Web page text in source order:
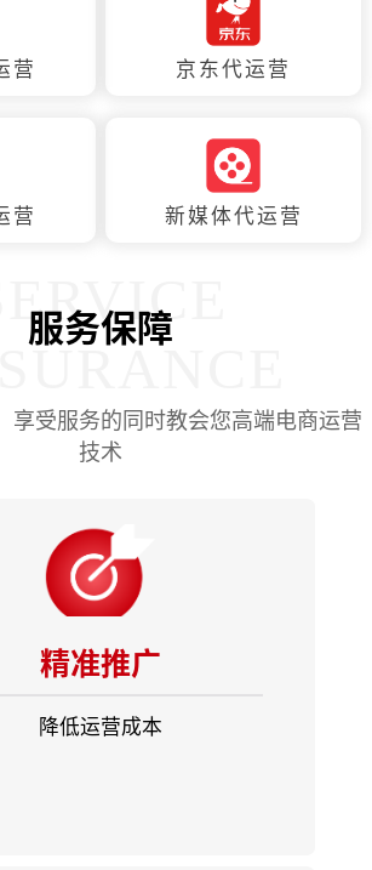
营 京东代运营
营 新媒体代运营
服务保障
SERVICE
享受服务的同时教会您高端电商运营
技术
精准推广
降低运营成本